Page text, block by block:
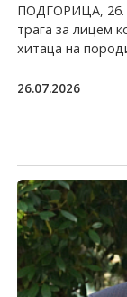
ПОДГОРИЦА, 26.
трага за лицем
хитаца на
26.07.2026